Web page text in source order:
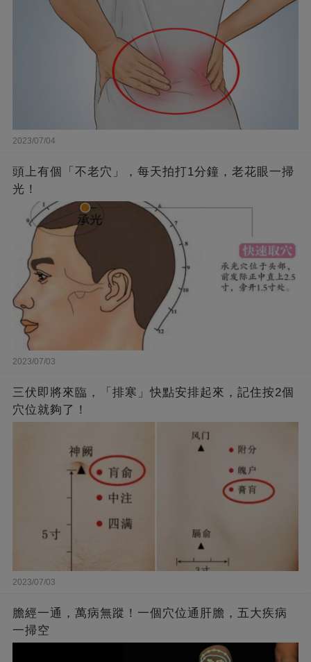
2023/07/04
頭上有個「不老穴」，每天拍打1分鐘，老花眼一掃
光！
2023/07/03
三伏即將來臨，「排寒」快點安排起來，記住按2個
穴位就夠了！
2023/07/03
膽經一通，萬病無蹤！一個穴位通肝膽，五大疾病
一掃空